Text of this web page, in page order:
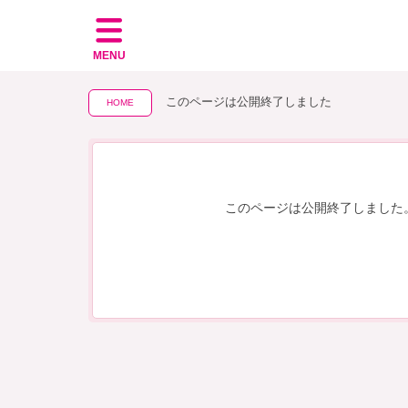
MENU
HOME このページは公開終了しました
このページは公開終了しました